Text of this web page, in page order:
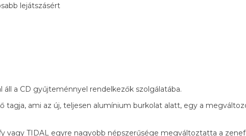
lejátszásért
a CD gyűjteménnyel rendelkezők szolgálatába.
tagja, ami az új, teljesen alumínium burkolat alatt, egy a
vagy TIDAL egyre nagyobb népszerűsége megváltoztatta a